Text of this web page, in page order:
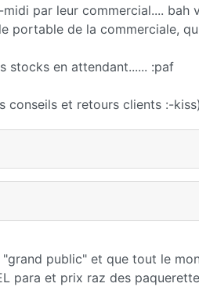
par leur commercial....
portable de la commerciale,
stocks en attendant...... :paf
conseils et retours clients :-kiss)
public" et que tout le
para et prix raz des